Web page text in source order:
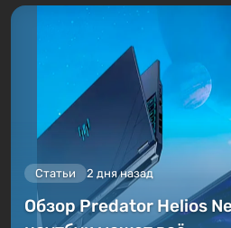
Статьи 2 дня назад
Обзор Predator Helios